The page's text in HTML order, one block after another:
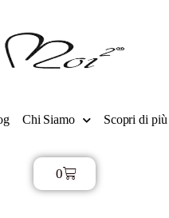
Chi Siamo Scopri di più
0